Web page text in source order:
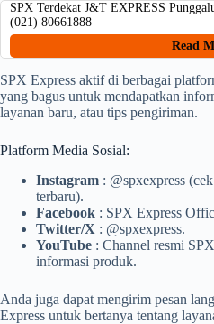
SPX Terdekat J&T EXPRESS
(021) 80661888
Read
SPX Express aktif di berbagai
yang bagus untuk mendapatkan
layanan baru, atau tips pengiriman.
Platform Media Sosial:
Instagram : @spxexpress
terbaru).
Facebook : SPX Express
Twitter/X : @spxexpress.
YouTube : Channel resmi
informasi produk.
Anda juga dapat mengirim pesan
Express untuk bertanya tentang